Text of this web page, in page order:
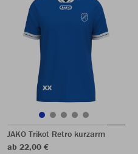
JAKO Trikot Retro kurzarm
ab 22,00 €